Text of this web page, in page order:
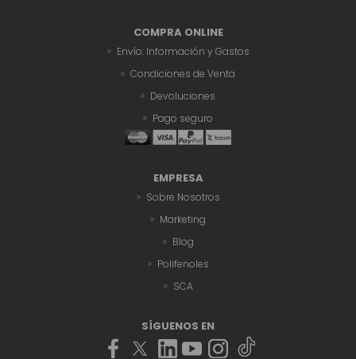
COMPRA ONLINE
Envío: Información y Gastos
Condiciones de Venta
Devoluciones
Pago seguro
EMPRESA
Sobre Nosotros
Marketing
Blog
Polifenoles
SCA
SÍGUENOS EN